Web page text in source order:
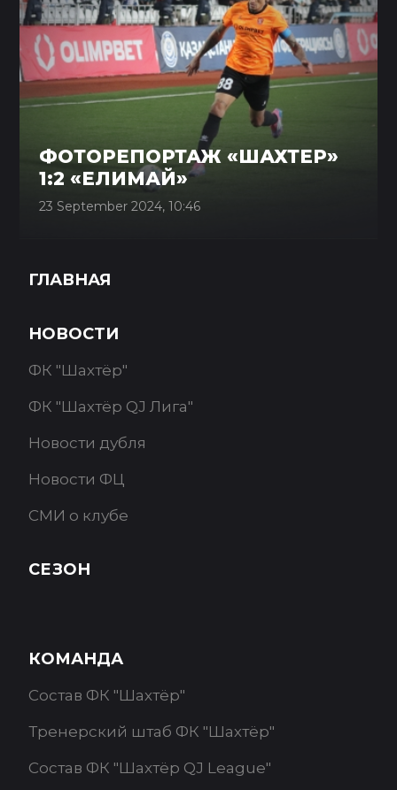
ФОТОРЕПОРТАЖ «ШАХТЕР»
1:2 «ЕЛИМАЙ»
23 September 2024, 10:46
ГЛАВНАЯ
НОВОСТИ
ФК "Шахтёр"
ФК "Шахтёр QJ Лига"
Новости дубля
Новости ФЦ
СМИ о клубе
СЕЗОН
КОМАНДА
Состав ФК "Шахтёр"
Тренерский штаб ФК "Шахтёр"
Состав ФК "Шахтёр QJ League"